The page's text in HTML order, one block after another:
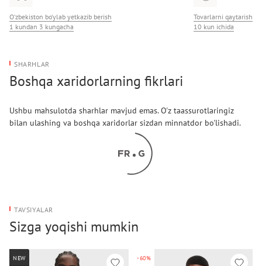
O‘zbekiston bo‘ylab yetkazib berish
1 kundan 3 kungacha
Tovarlarni qaytarish
10 kun ichida
SHARHLAR
Boshqa xaridorlarning fikrlari
Ushbu mahsulotda sharhlar mavjud emas. O'z taassurotlaringiz
bilan ulashing va boshqa xaridorlar sizdan minnatdor bo'lishadi.
TAVSIYALAR
Sizga yoqishi mumkin
NEW -60%